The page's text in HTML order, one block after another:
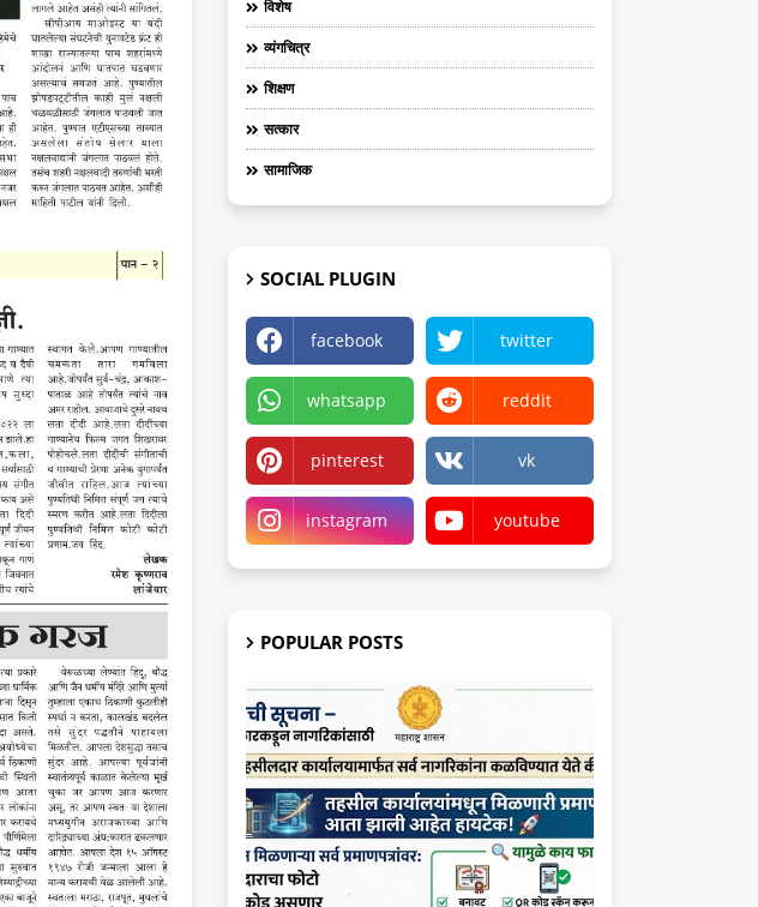
विशेष
व्यंगचित्र
शिक्षण
सत्कार
सामाजिक
SOCIAL PLUGIN
facebook twitter
whatsapp reddit
pinterest vk
instagram youtube
POPULAR POSTS